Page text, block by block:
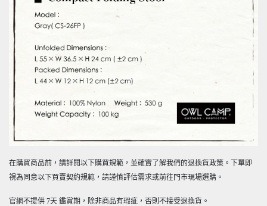
在購買商品前，請詳閱以下購買規範，並確實了解我們的退換貨政策。下單即
視為同意以下買賣契約規範，請謹慎評估需求或前往門市現場選購。
官網不提供 7天 鑑賞期，除非商品有瑕疵，否則不接受退換貨。